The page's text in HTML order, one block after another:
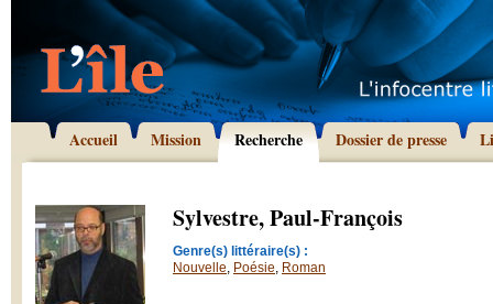
Accueil Mission Recherche Dossier de presse
Sylvestre, Paul-François
Genre(s) littéraire(s) :
Nouvelle, Poésie, Roman